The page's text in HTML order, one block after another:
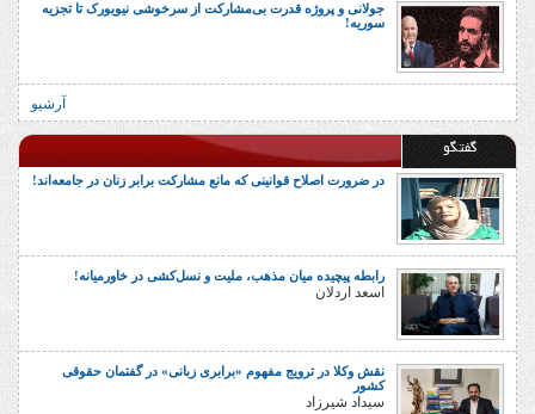
جولانی و پروژه قدرت بی‌مشارکت از سرخوشی نیویورک تا تجزیه
سوریه!
آرشیو
گفتگو
در ضرورت اصلاح قوانینی که مانع مشارکت برابر زنان در جامعه‌اند!
رابطه پیچیده میان مذهب، ملیت و نسل‌کشی در خاورمیانه!
اسعد اردلان
نقش وکلا در ترویج مفهوم «برابری زبانی» در گفتمان حقوقی
کشور
سیداد شیرزاد